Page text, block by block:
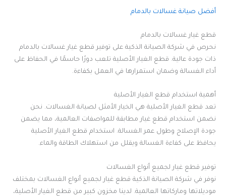
أفضل صيانة غسالات بالدمام
قطع غيار غسالات بالدمام
نحرص في شركة الصيانة الذكية على توفير قطع غيار غسالات بالدمام
ذات جودة عالية. قطع الغيار الأصلية تلعب دورًا حاسمًا في الحفاظ على
أداء الغسالة وضمان استمرارها في العمل بكفاءة.
أهمية استخدام قطع الغيار الأصلية
تعد قطع الغيار الأصلية هي الخيار الأمثل لصيانة الغسالات. نحن
نضمن استخدام قطع غيار مطابقة للمواصفات العالمية، مما يضمن
جودة الإصلاح وطول عمر الغسالة. استخدام قطع الغيار الأصلية
يحافظ على كفاءة الغسالة ويقلل من استهلاك الطاقة والماء.
توفير قطع غيار لجميع أنواع الغسالات
نوفر في شركة الصيانة الذكية قطع غيار لجميع أنواع الغسالات بمختلف
موديلاتها وماركاتها العالمية. لدينا مخزون كبير من قطع الغيار الأصلية،